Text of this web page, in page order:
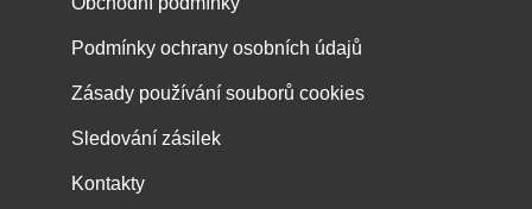
Podmínky ochrany osobních údajů
Zásady používání souborů cookies
Sledování zásilek
Kontakty